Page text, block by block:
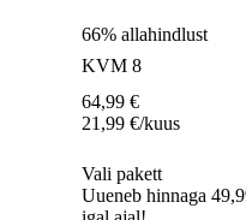
66% allahindlust
KVM 8
64,99 €
21,99 €/kuus
Vali pakett
Uueneb hinnaga